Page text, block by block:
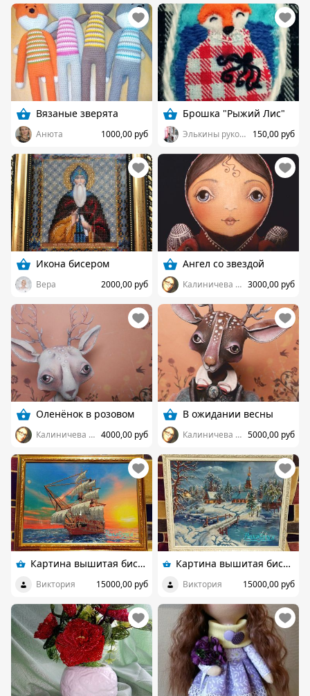
Вязаные зверята
Анюта 1000,00 руб
Брошка "Рыжий Лис"
Элькины рукоделки 150,00 руб
Икона бисером
Вера 2000,00 руб
Ангел со звездой
Калиничева Наталья 3000,00 руб
Оленёнок в розовом
Калиничева Наталья 4000,00 руб
В ожидании весны
Калиничева Наталья 5000,00 руб
Картина вышитая бисером "Корабль"
Виктория 15000,00 руб
Картина вышитая бисером "Зимняя сказка"
Виктория 15000,00 руб